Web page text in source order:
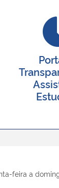
feira a